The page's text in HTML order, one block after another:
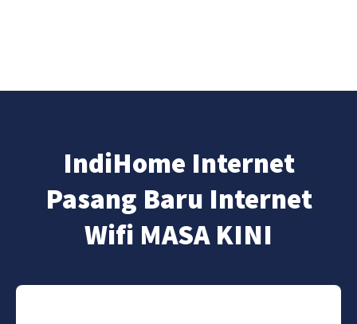
IndiHome Internet
Pasang Baru Internet
Wifi MASA KINI